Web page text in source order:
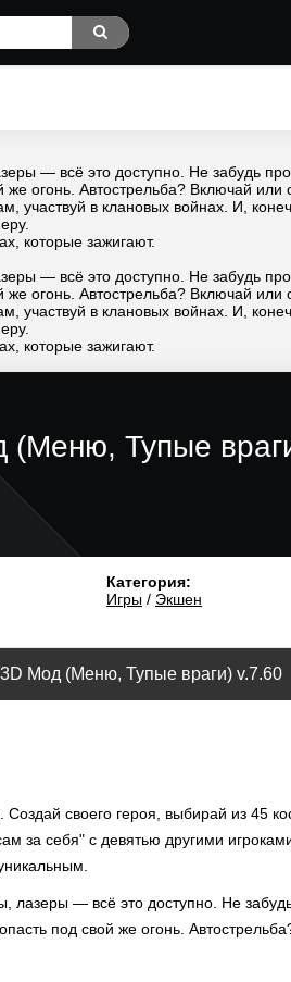
— всё это доступно. Не забудь про
огонь. Автострельба? Включай или
участвуй в клановых войнах. И,
которые зажигают.
— всё это доступно. Не забудь про
огонь. Автострельба? Включай или
участвуй в клановых войнах. И,
которые зажигают.
Тупые
Категория:
Игры / Экшен
Мод (Меню, Тупые враги) v.7.60
своего героя, выбирай из 45
за себя" с девятью другими
— всё это доступно. Не
под свой же огонь.